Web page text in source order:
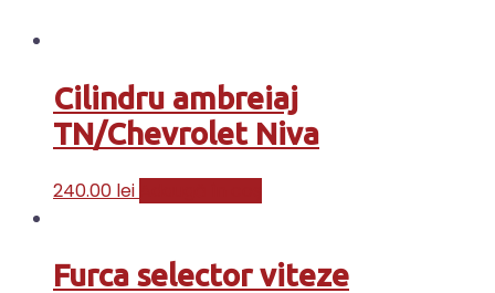
Cilindru ambreiaj
TN/Chevrolet Niva
240.00 lei
Furca selector viteze